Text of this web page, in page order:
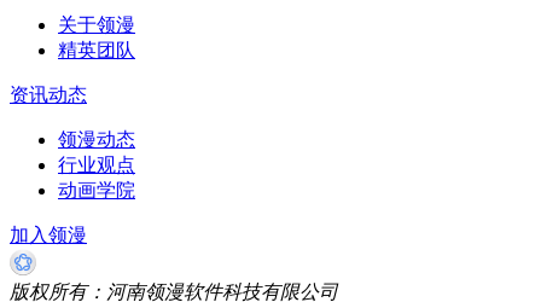
关于领漫
精英团队
资讯动态
领漫动态
行业观点
动画学院
加入领漫
版权所有：河南领漫软件科技有限公司